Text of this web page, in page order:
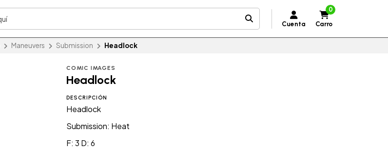
Cuenta
0
Carro
Maneuvers Submission Headlock
COMIC IMAGES
Headlock
DESCRIPCIÓN
Headlock
Submission: Heat
F: 3 D: 6